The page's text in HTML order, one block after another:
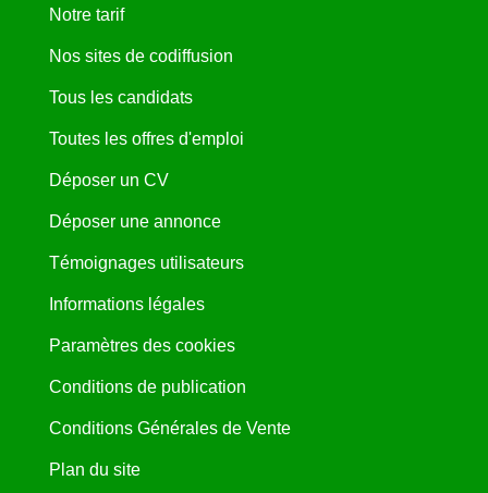
Notre tarif
Nos sites de codiffusion
Tous les candidats
Toutes les offres d'emploi
Déposer un CV
Déposer une annonce
Témoignages utilisateurs
Informations légales
Paramètres des cookies
Conditions de publication
Conditions Générales de Vente
Plan du site